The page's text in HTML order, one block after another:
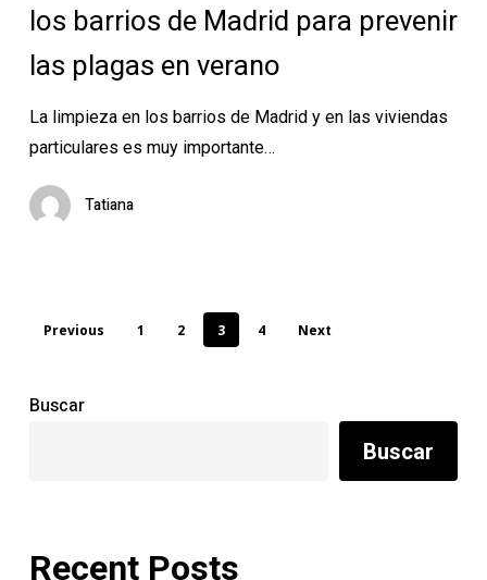
los barrios de Madrid para prevenir
las plagas en verano
La limpieza en los barrios de Madrid y en las viviendas
particulares es muy importante…
Tatiana
Previous 1 2 3 4 Next
Buscar
Buscar
Recent Posts